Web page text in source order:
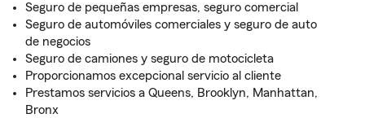
Seguro de pequeñas empresas, seguro comercial
Seguro de automóviles comerciales y seguro de auto
de negocios
Seguro de camiones y seguro de motocicleta
Proporcionamos excepcional servicio al cliente
Prestamos servicios a Queens, Brooklyn, Manhattan,
Bronx